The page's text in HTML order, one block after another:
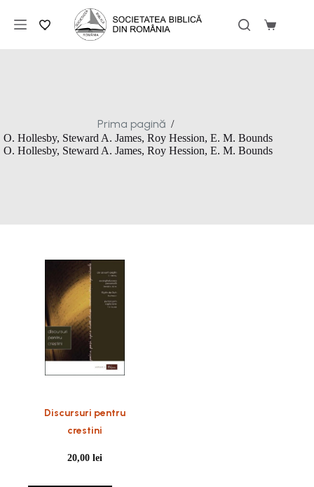
conținut
Coș
Prima pagină /
O. Hollesby, Steward A. James, Roy Hession, E. M. Bounds
O. Hollesby, Steward A. James, Roy Hession, E. M. Bounds
Discursuri pentru
crestini
20,00lei